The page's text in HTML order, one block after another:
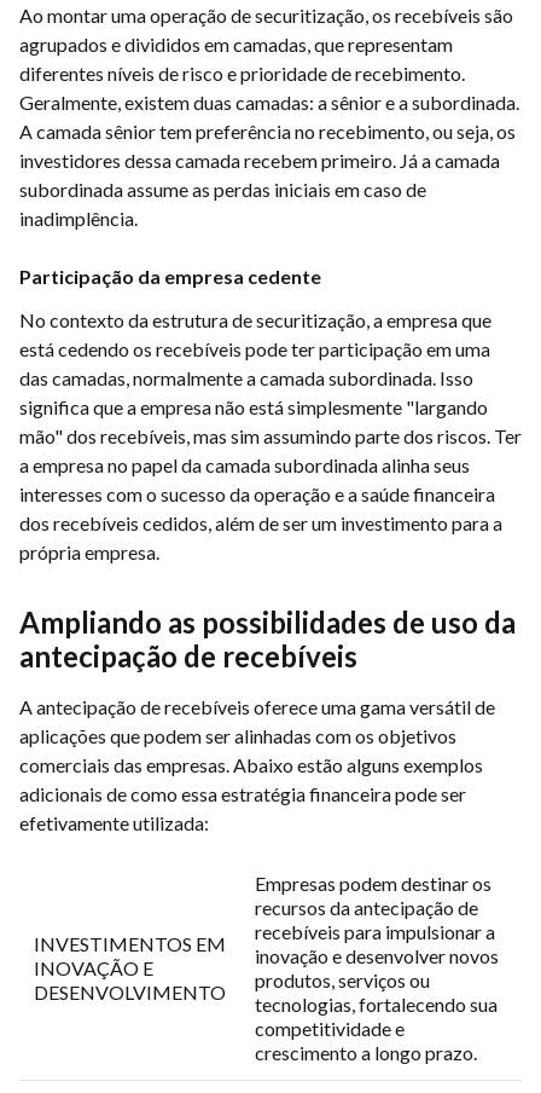
Ao montar uma operação de securitização, os recebíveis são
agrupados e divididos em camadas, que representam
diferentes níveis de risco e prioridade de recebimento.
Geralmente, existem duas camadas: a sênior e a subordinada.
A camada sênior tem preferência no recebimento, ou seja, os
investidores dessa camada recebem primeiro. Já a camada
subordinada assume as perdas iniciais em caso de
inadimplência.
Participação da empresa cedente
No contexto da estrutura de securitização, a empresa que
está cedendo os recebíveis pode ter participação em uma
das camadas, normalmente a camada subordinada. Isso
significa que a empresa não está simplesmente "largando
mão" dos recebíveis, mas sim assumindo parte dos riscos. Ter
a empresa no papel da camada subordinada alinha seus
interesses com o sucesso da operação e a saúde financeira
dos recebíveis cedidos, além de ser um investimento para a
própria empresa.
Ampliando as possibilidades de uso da
antecipação de recebíveis
A antecipação de recebíveis oferece uma gama versátil de
aplicações que podem ser alinhadas com os objetivos
comerciais das empresas. Abaixo estão alguns exemplos
adicionais de como essa estratégia financeira pode ser
efetivamente utilizada:
INVESTIMENTOS EM
INOVAÇÃO E
DESENVOLVIMENTO
Empresas podem destinar os
recursos da antecipação de
recebíveis para impulsionar a
inovação e desenvolver novos
produtos, serviços ou
tecnologias, fortalecendo sua
competitividade e
crescimento a longo prazo.